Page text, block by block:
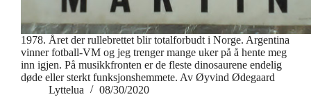
1978. Året der rullebrettet blir totalforbudt i Norge. Argentina
vinner fotball-VM og jeg trenger mange uker på å hente meg
inn igjen. På musikkfronten er de fleste dinosaurene endelig
døde eller sterkt funksjonshemmete. Av Øyvind Ødegaard
Lyttelua
08/30/2020